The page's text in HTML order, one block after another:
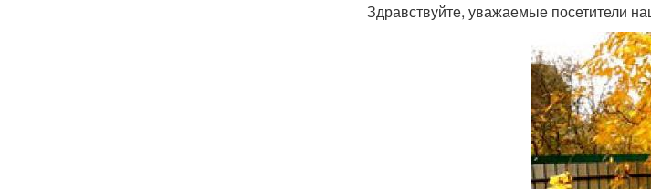
Здравствуйте, уважаемые посетители